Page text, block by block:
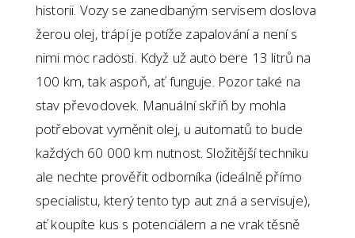
historii. Vozy se zanedbaným servisem doslova
žerou olej, trápí je potíže zapalování a není s
nimi moc radosti. Když už auto bere 13 litrů na
100 km, tak aspoň, ať funguje. Pozor také na
stav převodovek. Manuální skříň by mohla
potřebovat vyměnit olej, u automatů to bude
každých 60 000 km nutnost. Složitější techniku
ale nechte prověřit odborníka (ideálně přímo
specialistu, který tento typ aut zná a servisuje),
ať koupíte kus s potenciálem a ne vrak těsně